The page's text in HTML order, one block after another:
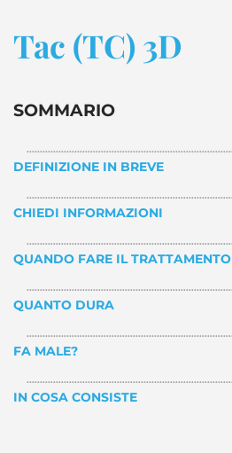
Tac (TC) 3D
SOMMARIO
DEFINIZIONE IN BREVE
CHIEDI INFORMAZIONI
QUANDO FARE IL TRATTAMENTO
QUANTO DURA
FA MALE?
IN COSA CONSISTE